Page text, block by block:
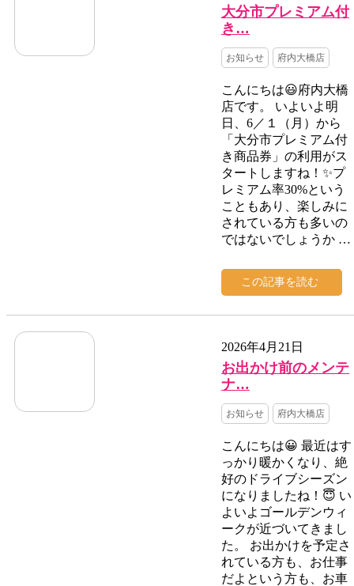
大分市プレミアム付
き…
お知らせ 府内大橋店
こんにちは😃府内大橋
店です。 いよいよ明
日、6／１（月）から
「大分市プレミアム付
き商品券」の利用がス
タートしますね！✨プ
レミアム率30%という
こともあり、楽しみに
されている方も多いの
ではないでしょうか …
この記事を読む
2026年4月21日
お出かけ前のメンテ
ナ…
お知らせ 府内大橋店
こんにちは😀 最近はす
っかり暖かくなり、絶
好のドライブシーズン
になりましたね！😇 い
よいよゴールデンウィ
ークが近づいてきまし
た。 お出かけを予定さ
れている方も、お仕事
だよという方も、お車